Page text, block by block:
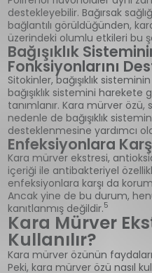
destekleyebilir. Bağırsak
bağlantılı görüldüğünden,
üzerindeki olumlu etkileri bu
Bağışıklık
Fonksiyonlarını
Sitokinler, bağışıklık
bağışıklık sistemini
tanımlanır. Kara mürver özü,
nedenle de bağışıklık
desteklenmesine yardımcı
Enfeksiyonlara
Kara mürver ekstresi,
içeriği ile antibakteriyel
enfeksiyonlara karşı da
Ancak yine de bu durum,
kanıtlanmış değildir.5
Kara Mürver
Kullanılır?
Kara mürver özünün
Peki, kara mürver özü nasıl